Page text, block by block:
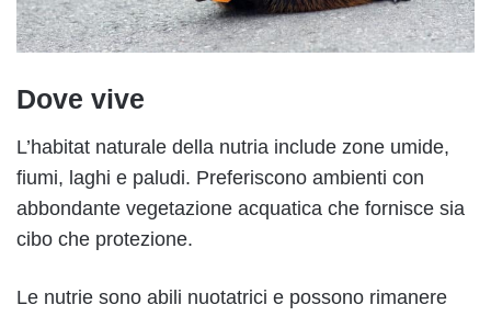
Dove vive
L’habitat naturale della nutria include zone umide,
fiumi, laghi e paludi. Preferiscono ambienti con
abbondante vegetazione acquatica che fornisce sia
cibo che protezione.
Le nutrie sono abili nuotatrici e possono rimanere